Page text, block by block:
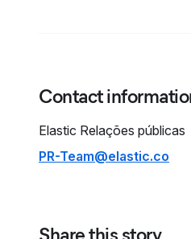
Contact
Elastic Relações públicas
PR-Team@elastic.co